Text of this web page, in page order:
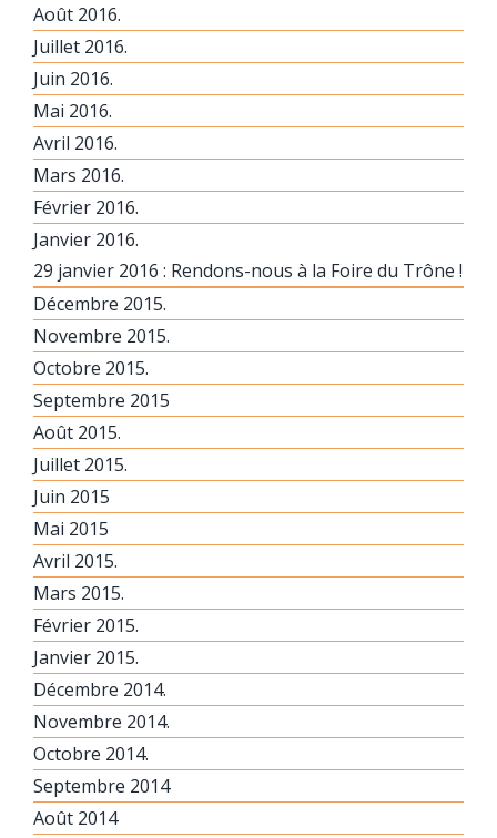
Août 2016.
Juillet 2016.
Juin 2016.
Mai 2016.
Avril 2016.
Mars 2016.
Février 2016.
Janvier 2016.
29 janvier 2016 : Rendons-nous à la Foire du Trône !
Décembre 2015.
Novembre 2015.
Octobre 2015.
Septembre 2015
Août 2015.
Juillet 2015.
Juin 2015
Mai 2015
Avril 2015.
Mars 2015.
Février 2015.
Janvier 2015.
Décembre 2014.
Novembre 2014.
Octobre 2014.
Septembre 2014
Août 2014